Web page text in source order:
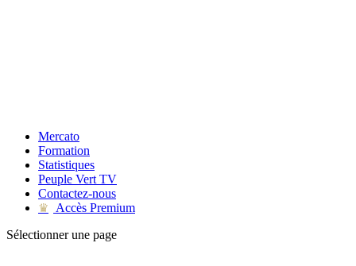
Mercato
Formation
Statistiques
Peuple Vert TV
Contactez-nous
♛
Accès Premium
Sélectionner une page